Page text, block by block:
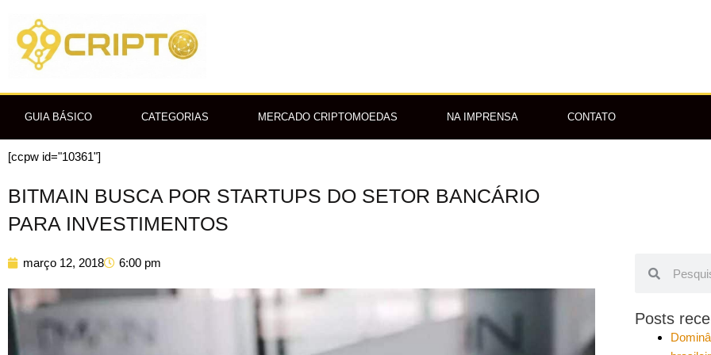
para
conteúdo
GUIA BÁSICO CATEGORIAS MERCADO CRIPTOMOEDAS NA IMPRENSA CONTATO
[ccpw id="10361"]
BITMAIN BUSCA POR STARTUPS DO SETOR BANCÁRIO
PARA INVESTIMENTOS
março 12, 2018 6:00 pm
Posts